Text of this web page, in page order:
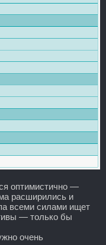
оптимистично —
расширились и
всеми силами ищет
— только бы
очень